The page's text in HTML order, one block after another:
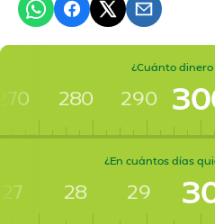
¿Cuánto
280 290
¿En cuántos días
27 28 29